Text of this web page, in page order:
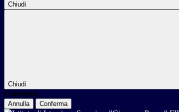
Chiudi
Chiudi
Conferma
Annulla Conferma